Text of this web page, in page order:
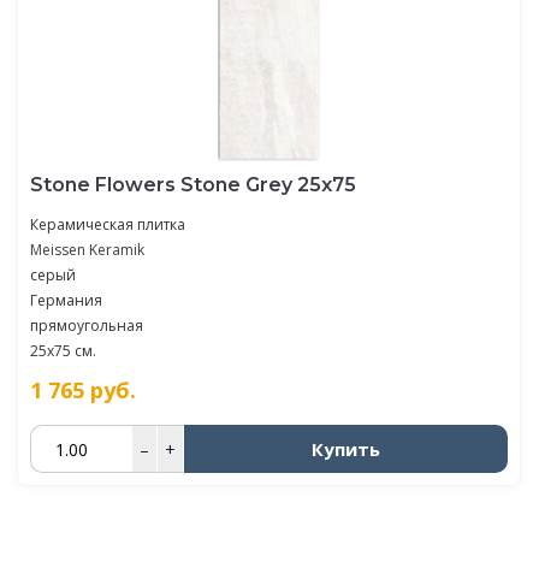
Stone Flowers Stone Grey 25х75
Керамическая плитка
Meissen Keramik
серый
Германия
прямоугольная
25x75 см.
1 765 руб.
– + Купить